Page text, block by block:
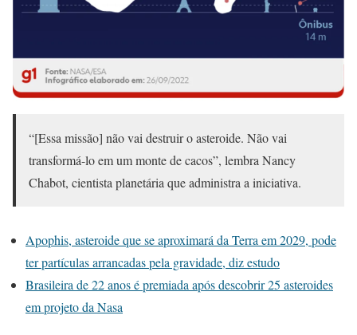
“[Essa missão] não vai destruir o asteroide. Não vai
transformá-lo em um monte de cacos”, lembra Nancy
Chabot, cientista planetária que administra a iniciativa.
Apophis, asteroide que se aproximará da Terra em 2029, pode
ter partículas arrancadas pela gravidade, diz estudo
Brasileira de 22 anos é premiada após descobrir 25 asteroides
em projeto da Nasa